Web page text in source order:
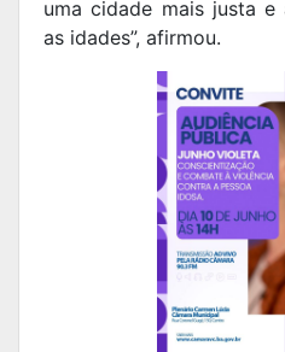
uma cidade mais justa
as idades”, afirmou.